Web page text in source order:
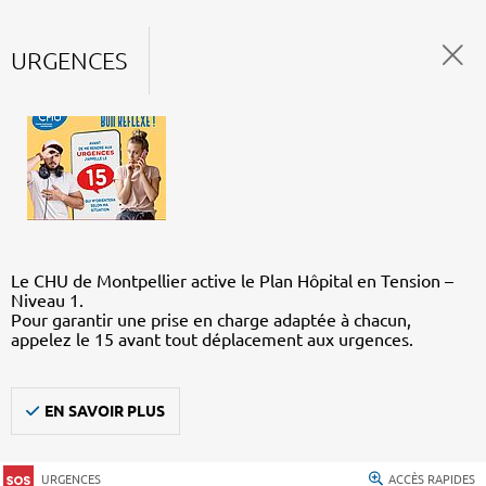
URGENCES
Le CHU de Montpellier active le Plan Hôpital en Tension –
Niveau 1.
Pour garantir une prise en charge adaptée à chacun,
appelez le 15 avant tout déplacement aux urgences.
EN SAVOIR PLUS
URGENCES ACCÈS RAPIDES